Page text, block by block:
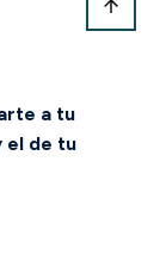
a tu
el de tu